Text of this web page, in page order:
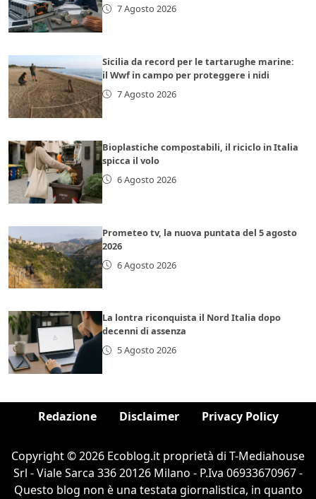
7 Agosto 2026
Sicilia da record per le tartarughe marine:
il Wwf in campo per proteggere i nidi
7 Agosto 2026
Bioplastiche compostabili, il riciclo in Italia
spicca il volo
6 Agosto 2026
Prometeo tv, la nuova puntata del 5 agosto
2026
6 Agosto 2026
La lontra riconquista il Nord Italia dopo
decenni di assenza
5 Agosto 2026
Redazione Disclaimer Privacy Policy
Copyright © 2026 Ecoblog.it proprietà di T-Mediahouse
Srl - Viale Sarca 336 20126 Milano - P.Iva 06933670967 -
Questo blog non è una testata giornalistica, in quanto